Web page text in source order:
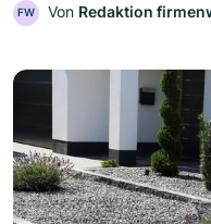
FW Von Redaktion